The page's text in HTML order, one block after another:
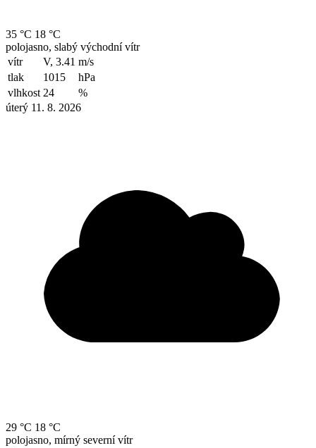
35 °C 18 °C
polojasno, slabý východní vítr
vítr
V, 3.41 m/s
tlak
1015
hPa
vlhkost 24
%
úterý 11. 8. 2026
29 °C 18 °C
polojasno, mírný severní vítr